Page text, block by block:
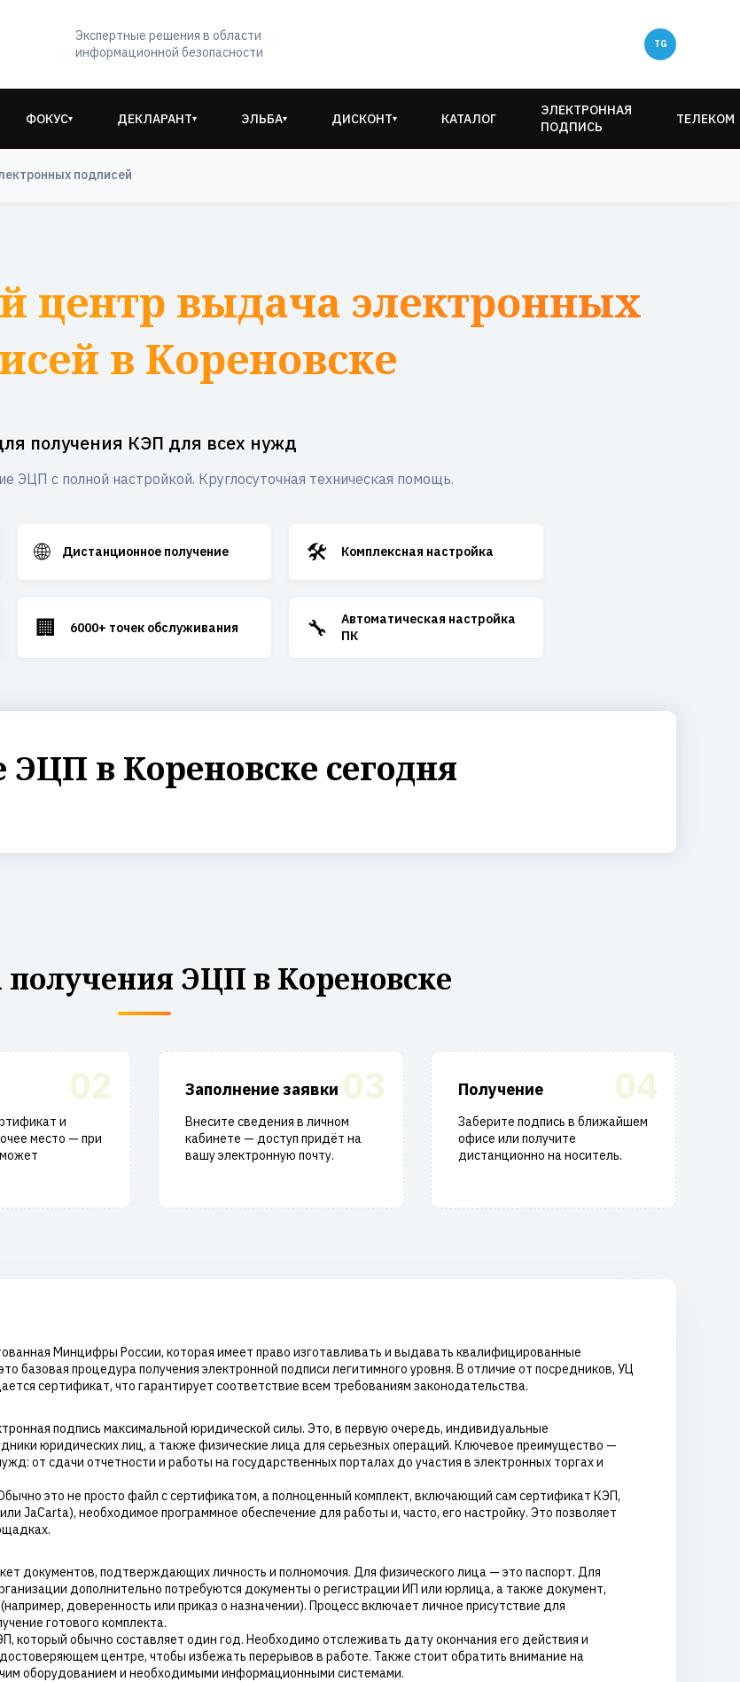
Экспертные решения в области
информационной безопасности
ФОКУС▾ ДЕКЛАРАНТ▾ ЭЛЬБА▾ ДИСКОНТ▾ КАТАЛОГ
ЭЛЕКТРОННАЯ
ПОДПИСЬ
ТЕЛЕКОМ
подписей
центр выдача электронных
в Кореновске
получения КЭП для всех нужд
ЭЦП с полной настройкой. Круглосуточная техническая помощь.
🌐 Дистанционное получение 🛠️ Комплексная настройка
🏢 6000+ точек обслуживания 🔧
Автоматическая настройка
ПК
в Кореновске сегодня
ЭЦП в Кореновске
02
и
место — при
03
Заполнение заявки
Внесите сведения в личном
кабинете — доступ придёт на
вашу электронную почту.
04
Получение
Заберите подпись в ближайшем
офисе или получите
дистанционно на носитель.
Минцифры России, которая имеет право изготавливать и выдавать квалифицированные
процедура получения электронной подписи легитимного уровня. В отличие от посредников, УЦ
сертификат, что гарантирует соответствие всем требованиям законодательства.
подпись максимальной юридической силы. Это, в первую очередь, индивидуальные
юридических лиц, а также физические лица для серьезных операций. Ключевое преимущество —
от сдачи отчетности и работы на государственных порталах до участия в электронных торгах и
это не просто файл с сертификатом, а полноценный комплект, включающий сам сертификат КЭП,
JaCarta), необходимое программное обеспечение для работы и, часто, его настройку. Это позволяет
документов, подтверждающих личность и полномочия. Для физического лица — это паспорт. Для
дополнительно потребуются документы о регистрации ИП или юрлица, а также документ,
доверенность или приказ о назначении). Процесс включает личное присутствие для
готового комплекта.
который обычно составляет один год. Необходимо отслеживать дату окончания его действия и
центре, чтобы избежать перерывов в работе. Также стоит обратить внимание на
оборудованием и необходимыми информационными системами.